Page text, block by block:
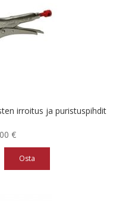
irroitus ja puristuspihdit
€
Osta